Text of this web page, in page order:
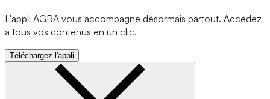
L'appli AGRA vous accompagne désormais partout. Accédez
à tous vos contenus en un clic.
Téléchargez l'appli